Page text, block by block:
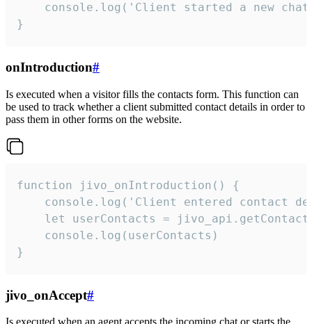
console.log('Client started a new
}
onIntroduction#
Is executed when a visitor fills the contacts form. This function can
be used to track whether a client submitted contact details in order to
pass them in other forms on the website.
function jivo_onIntroduction() {
console.log('Client entered contact
let userContacts =
    console.log(userContacts)
}
jivo_onAccept#